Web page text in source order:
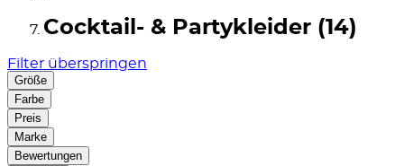
Cocktail- & Partykleider (14)
Filter überspringen
Größe
Farbe
Preis
Marke
Bewertungen